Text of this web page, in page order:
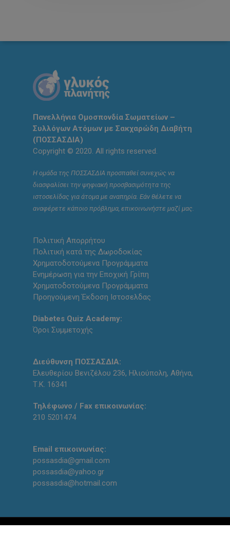
Πανελλήνια Ομοσπονδία Σωματείων –
Συλλόγων Ατόμων με Σακχαρώδη Διαβήτη
(ΠΟΣΣΑΣΔΙΑ)
Copyright © 2020. All rights reserved.
Η ομάδα της ΠΟΣΣΑΣΔΙΑ προσπαθεί συνεχώς να
διασφαλίσει την ψηφιακή προσβασιμότητα της
ιστοσελίδας για άτομα με αναπηρία. Εάν θέλετε να
αναφέρετε κάποιο πρόβλημα, επικοινωνήστε μαζί μας.
Πολιτική Απορρήτου
Πολιτική κατά της Δωροδοκίας
Χρηματοδοτούμενα Προγράμματα
Ενημέρωση για την Εποχική Γρίπη
Χρηματοδοτούμενα Προγράμματα
Προηγούμενη Έκδοση Ιστοσελδας
Diabetes Quiz Academy:
Όροι Συμμετοχής
Διεύθυνση ΠΟΣΣΑΣΔΙΑ:
Ελευθερίου Βενιζέλου 236, Ηλιούπολη, Αθήνα,
Τ.Κ. 16341
Τηλέφωνο / Fax επικοινωνίας:
210 5201474
Email επικοινωνίας:
possasdia@gmail.com
possasdia@yahoo.gr
possasdia@hotmail.com